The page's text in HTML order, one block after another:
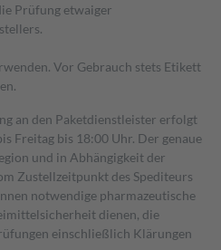
Prüfung etwaiger
Vor Gebrauch stets Etikett
an den Paketdienstleister erfolgt
Freitag bis 18:00 Uhr. Der genaue
und in Abhängigkeit der
Zustellzeitpunkt des Spediteurs
notwendige pharmazeutische
dienen, die
einschließlich Klärungen